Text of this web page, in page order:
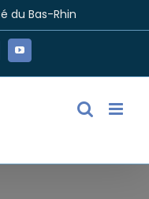
du Bas-Rhin
YouTube